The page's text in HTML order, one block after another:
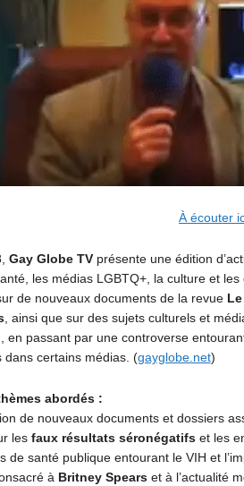
À écouter
Gay Globe TVprésente une édition
les médias LGBTQ+, la culture et
de nouveaux documents de la revue
, ainsi que sur des sujets culturels et
, en passant par une controverse
dans certains médias. (gayglobe.net)
abordés :
de nouveaux documents et dossiers
les faux résultats séronégatifset les
de santé publique entourant le VIH et
à Britney Spearset à l’actualité